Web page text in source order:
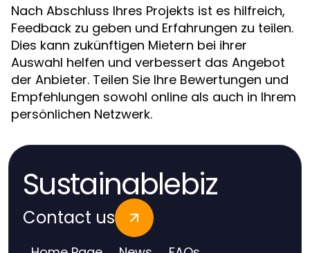
Nach Abschluss Ihres Projekts ist es hilfreich,
Feedback zu geben und Erfahrungen zu teilen.
Dies kann zukünftigen Mietern bei ihrer
Auswahl helfen und verbessert das Angebot
der Anbieter. Teilen Sie Ihre Bewertungen und
Empfehlungen sowohl online als auch in Ihrem
persönlichen Netzwerk.
Sustainablebiz
Contact us